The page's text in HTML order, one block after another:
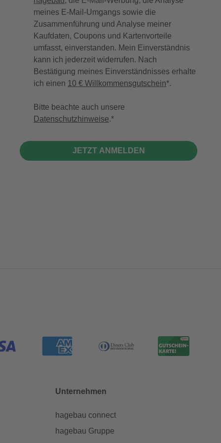
meines E-Mail-Umgangs sowie die
Zusammenführung und Analyse meiner
Kaufdaten, Coupons und Kartenvorteile
umfasst, einverstanden. Mein Einverständnis
kann ich jederzeit widerrufen. Nach
Bestätigung meines Einverständnisses erhalte
ich einen 10 € Willkommensgutschein*.
Bitte beachte auch unsere
Datenschutzhinweise.
JETZT ANMELDEN
Unternehmen
hagebau connect
hagebau Gruppe